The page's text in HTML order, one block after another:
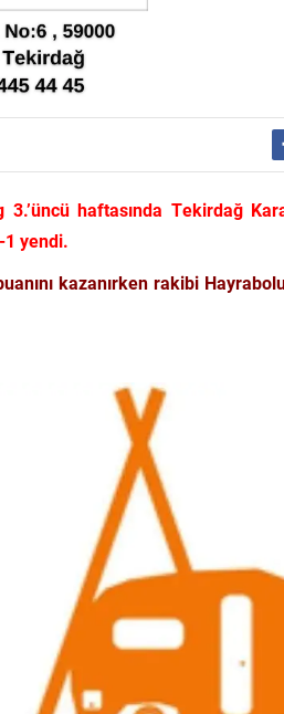
haftasında Tekirdağ
1 yendi.
kazanırken rakibi